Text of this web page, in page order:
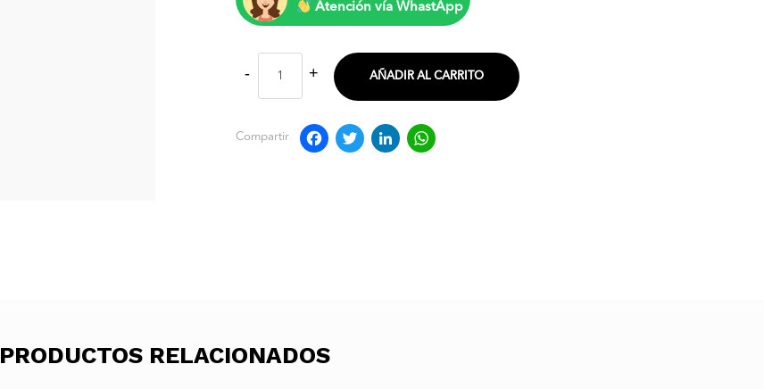
Atención vía WhastApp
AÑADIR AL CARRITO
Compartir Facebook
TwitterLinkedIn
PRODUCTOS RELACIONADOS